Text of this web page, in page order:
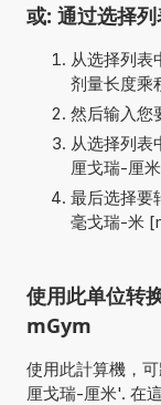
或: 通过选择
从选择列表
剂量长度乘
然后输入您
从选择列表
厘戈瑞-厘
最后选择要
毫戈瑞-米
使用此单位转
mGym
使用此計算機，
厘戈瑞-厘米'. 在